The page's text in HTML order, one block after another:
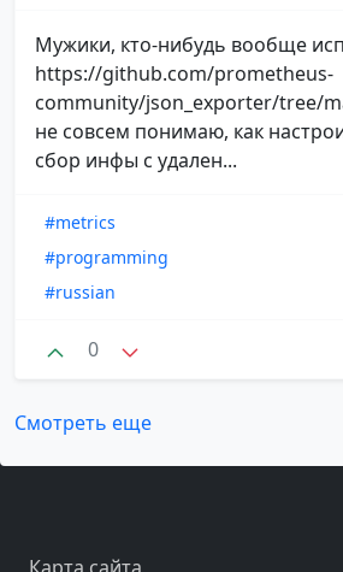
Мужики, кто-нибудь вообще
https://github.com/prometheus-
community/json_exporter/tree/
не совсем понимаю, как
сбор инфы с удален...
#metrics
#programming
#russian
0
Смотреть еще